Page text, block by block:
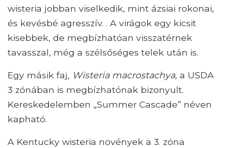
wisteria jobban viselkedik, mint ázsiai rokonai,
és kevésbé agresszív. . A virágok egy kicsit
kisebbek, de megbízhatóan visszatérnek
tavasszal, még a szélsőséges telek után is.
Egy másik faj, Wisteria macrostachya, a USDA
3 zónában is megbízhatónak bizonyult.
Kereskedelemben „Summer Cascade” néven
kapható.
A Kentucky wisteria növények a 3. zóna